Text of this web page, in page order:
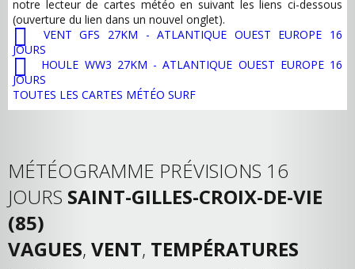
notre lecteur de cartes météo en suivant les liens ci-dessous
(ouverture du lien dans un nouvel onglet).
VENT GFS 27KM - ATLANTIQUE OUEST EUROPE 16
JOURS
HOULE WW3 27KM - ATLANTIQUE OUEST EUROPE 16
JOURS
TOUTES LES CARTES MÉTÉO SURF
MÉTÉOGRAMME PRÉVISIONS 16
JOURS SAINT-GILLES-CROIX-DE-VIE
(85)
VAGUES, VENT, TEMPÉRATURES